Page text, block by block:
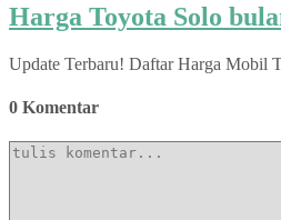
Harga Toyota Solo
Update Terbaru! Daftar Harga Mobil
0 Komentar